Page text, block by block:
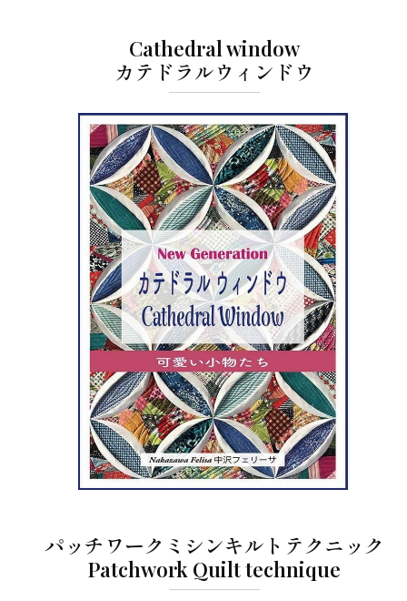
Cathedral window
カテドラルウィンドウ
パッチワークミシンキルトテクニック
Patchwork Quilt technique